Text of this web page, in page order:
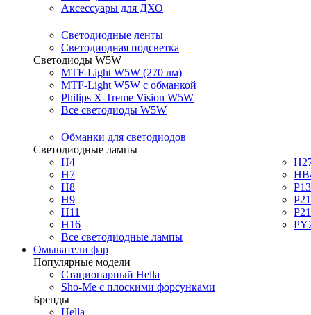
Аксессуары для ДХО
Светодиодные ленты
Светодиодная подсветка
Светодиоды W5W
MTF-Light W5W (270 лм)
MTF-Light W5W с обманкой
Philips X-Treme Vision W5W
Все светодиоды W5W
Обманки для светодиодов
Светодиодные лампы
H4
H7
H8
H9
H11
H16
Все светодиодные лампы
Омыватели фар
Популярные модели
Стационарный Hella
Sho-Me с плоскими форсунками
Бренды
Hella